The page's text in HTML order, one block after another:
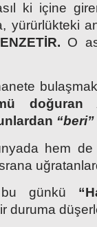
ki içine
yürürlükteki
O
doğuran
“beri”
hem de
bu günkü
duruma